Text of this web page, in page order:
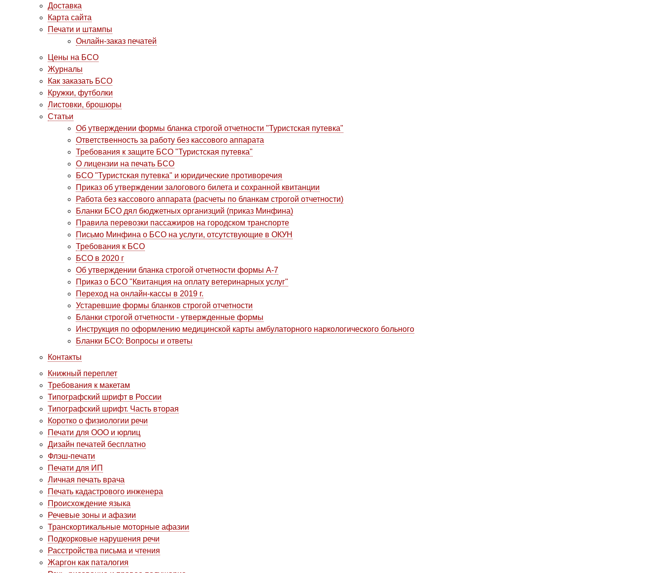
Доставка
Карта сайта
Печати и штампы
Онлайн-заказ печатей
Цены на БСО
Журналы
Как заказать БСО
Кружки, футболки
Листовки, брошюры
Статьи
Об утверждении формы бланка строгой отчетности "Туристская путевка"
Ответственность за работу без кассового аппарата
Требования к защите БСО "Туристская путевка"
О лицензии на печать БСО
БСО "Туристская путевка" и юридические противоречия
Приказ об утверждении залогового билета и сохранной квитанции
Работа без кассового аппарата (расчеты по бланкам строгой отчетности)
Бланки БСО дял бюджетных организций (приказ Минфина)
Правила перевозки пассажиров на городском транспорте
Письмо Минфина о БСО на услуги, отсутствующие в ОКУН
Требования к БСО
БСО в 2020 г
Об утверждении бланка строгой отчетности формы А-7
Приказ о БСО "Квитанция на оплату ветеринарных услуг"
Переход на онлайн-кассы в 2019 г.
Устаревшие формы бланков строгой отчетности
Бланки строгой отчетности - утвержденные формы
Инструкция по оформлению медицинской карты амбулаторного наркологического больного
Бланки БСО: Вопросы и ответы
Контакты
Книжный переплет
Требования к макетам
Типографский шрифт в России
Типографский шрифт. Часть вторая
Коротко о физиологии речи
Печати для ООО и юрлиц
Дизайн печатей бесплатно
Флэш-печати
Печати для ИП
Личная печать врача
Печать кадастрового инженера
Происхождение языка
Речевые зоны и афазии
Транскортикальные моторные афазии
Подкорковые нарушения речи
Расстройства письма и чтения
Жаргон как паталогия